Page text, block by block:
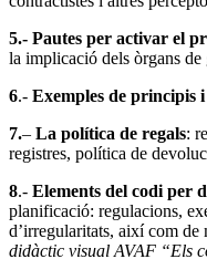
5.- Pautes per activar el
la implicació dels òrgans de
6.- Exemples de principis
7.– La política de regals:
registres, política de
8.- Elements del codi per
planificació: regulacions,
d’irregularitats, així com de
didàctic visual AVAF “Els